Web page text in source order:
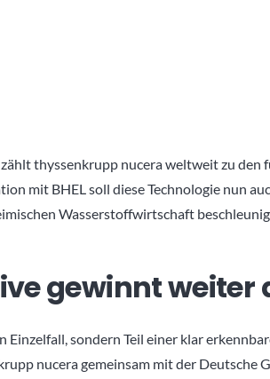
thyssenkrupp nucera weltweit zu
mit BHEL soll diese Technologie nun
Wasserstoffwirtschaft
gewinnt weiter
Einzelfall, sondern Teil einer klar
nucera gemeinsam mit der Deutsche